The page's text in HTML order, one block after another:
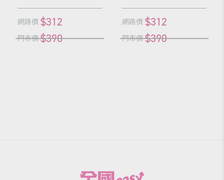
網路價 $312
門市價 $390
網路價 $312
門市價 $390